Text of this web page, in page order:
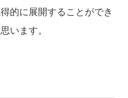
的に展開することができ
います。